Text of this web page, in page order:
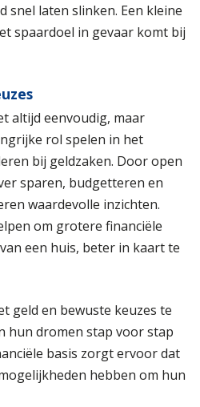
snel laten slinken. Een kleine
spaardoel in gevaar komt bij
altijd eenvoudig, maar
rol spelen in het
bij geldzaken. Door open
sparen, budgetteren en
waardevolle inzichten.
om grotere financiële
een huis, beter in kaart te
geld en bewuste keuzes te
hun dromen stap voor stap
basis zorgt ervoor dat
hebben om hun